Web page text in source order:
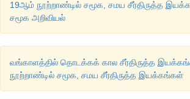
19ஆம் நூற்றாண்டில் சமூக, சமய சீர்திருத்த
சமூக அறிவியல்
வங்காளத்தில் தொடக்கக் கால சீர்திருத்த
நூற்றாண்டில் சமூக, சமய சீர்திருத்த இயக்கங்கள்